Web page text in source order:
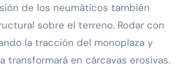
de los neumáticos también
sobre el terreno. Rodar con
la tracción del monoplaza y
en cárcavas erosivas.